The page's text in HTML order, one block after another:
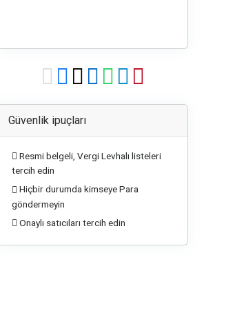
Güvenlik ipuçları
Resmi belgeli, Vergi Levhalı listeleri
tercih edin
Hiçbir durumda kimseye Para
göndermeyin
Onaylı satıcıları tercih edin